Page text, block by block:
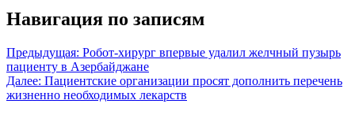
Навигация по записям
Предыдущая: Робот-хирург впервые удалил желчный пузырь
пациенту в Азербайджане
Далее: Пациентские организации просят дополнить перечень
жизненно необходимых лекарств